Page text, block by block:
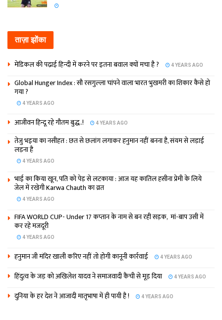
ताज़ा झोंका
मेडिकल की पढ़ाई हिन्‍दी में करने पर इतना बवाल क्‍यों मचा है ? 4 YEARS AGO
Global Hunger Index : सौ रसगुल्‍ला चांपने वाला भारत भुखमरी का शिकार कैसे हो
गया ?
4 YEARS AGO
आजीवन हिन्दू रहे गौतम बुद्ध..! 4 YEARS AGO
तेजु भइया का नसीहत : छत से छलांग लगाकर हनुमान नहीं बनना है, संयम से लड़ाई
लड़ना है
4 YEARS AGO
भाई का किया खून, पति को पेड़ से लटकाया : आज यह कातिल हसीना प्रेमी के लिये
जेल में रखेगी Karwa Chauth का व्रत
4 YEARS AGO
FIFA WORLD CUP- Under 17 कप्‍तान के नाम से बन रही सड़क, मां-बाप उसी में
कर रहे मजदूरी
4 YEARS AGO
हनुमान जी मंदिर खाली करिए नहीं तो होगी कानूनी कार्रवाई 4 YEARS AGO
हिंदुत्व के जड़ को अखिलेश यादव ने समाजवादी कैंची से मूड़ दिया 4 YEARS AGO
दुनिया के हर देश ने आजादी मातृभाषा में ही पायी है ! 4 YEARS AGO